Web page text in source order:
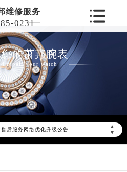
维修服务
0231
的萧邦腕表
repair your watch
▲
▼
后服务网络优化升级公告
方售后客户服务热线：400-885-0231
中心最新网点地址：